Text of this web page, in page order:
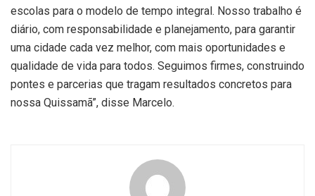
escolas para o modelo de tempo integral. Nosso trabalho é
diário, com responsabilidade e planejamento, para garantir
uma cidade cada vez melhor, com mais oportunidades e
qualidade de vida para todos. Seguimos firmes, construindo
pontes e parcerias que tragam resultados concretos para
nossa Quissamã”, disse Marcelo.